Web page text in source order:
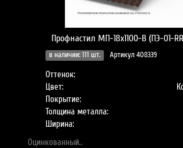
Профнастил МП-18x1100-B (ПЭ-01-
в наличии: 111 шт. Артикул 408339
Оттенок:
Цвет:
Покрытие:
Толщина металла:
Ширина:
Оцинкованный..